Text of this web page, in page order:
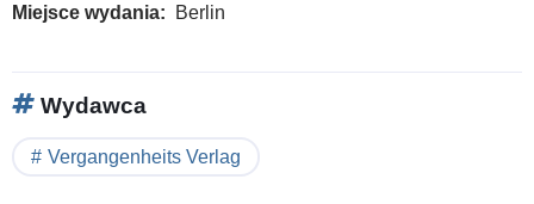
Miejsce wydania Berlin
Wydawca
Vergangenheits Verlag